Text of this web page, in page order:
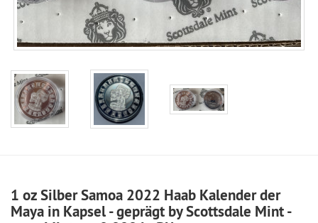
1 oz Silber Samoa 2022 Haab Kalender der
Maya in Kapsel - geprägt by Scottsdale Mint -